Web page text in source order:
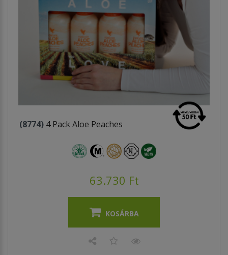
(8774) 4 Pack Aloe Peaches
63.730 Ft
KOSÁRBA